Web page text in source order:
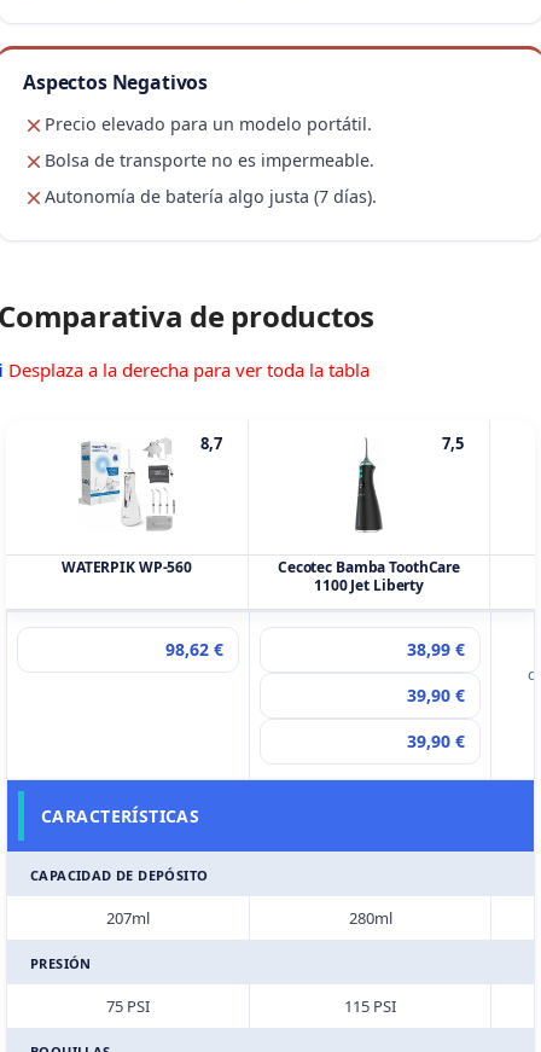
Aspectos Negativos
Precio elevado para un modelo portátil.
Bolsa de transporte no es impermeable.
Autonomía de batería algo justa (7 días).
de productos
Desplaza a la derecha para ver toda la tabla
8,7 7,5
WATERPIK WP-560
Cecotec Bamba ToothCare
1100 Jet Liberty
98,62 €
38,99 €
39,90 €
39,90 €
CARACTERÍSTICAS
CAPACIDAD DE DEPÓSITO
207ml 280ml
PRESIÓN
75 PSI 115 PSI